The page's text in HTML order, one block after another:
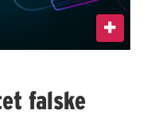
falske